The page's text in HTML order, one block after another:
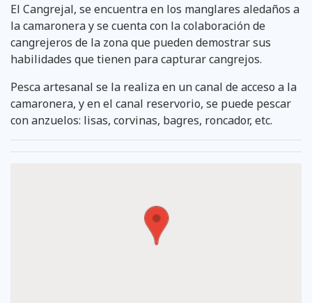
El Cangrejal, se encuentra en los manglares aledaños a
la camaronera y se cuenta con la colaboración de
cangrejeros de la zona que pueden demostrar sus
habilidades que tienen para capturar cangrejos.
Pesca artesanal se la realiza en un canal de acceso a la
camaronera, y en el canal reservorio, se puede pescar
con anzuelos: lisas, corvinas, bagres, roncador, etc.